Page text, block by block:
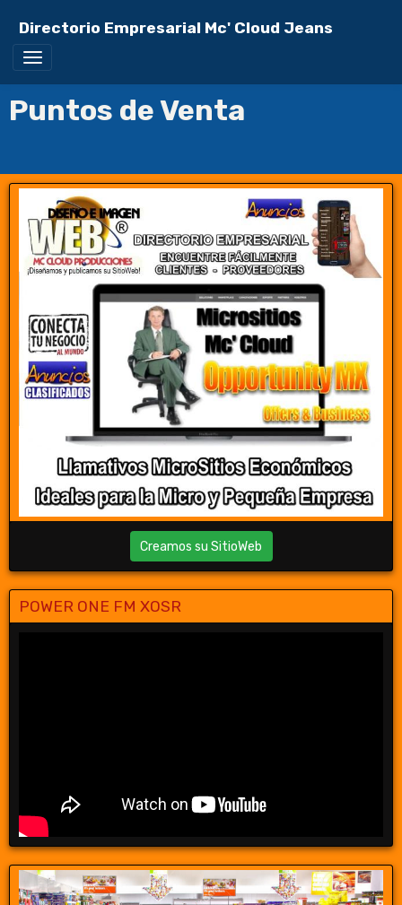
Directorio Empresarial Mc' Cloud Jeans
Puntos de Venta
Creamos su SitioWeb
POWER ONE FM XOSR